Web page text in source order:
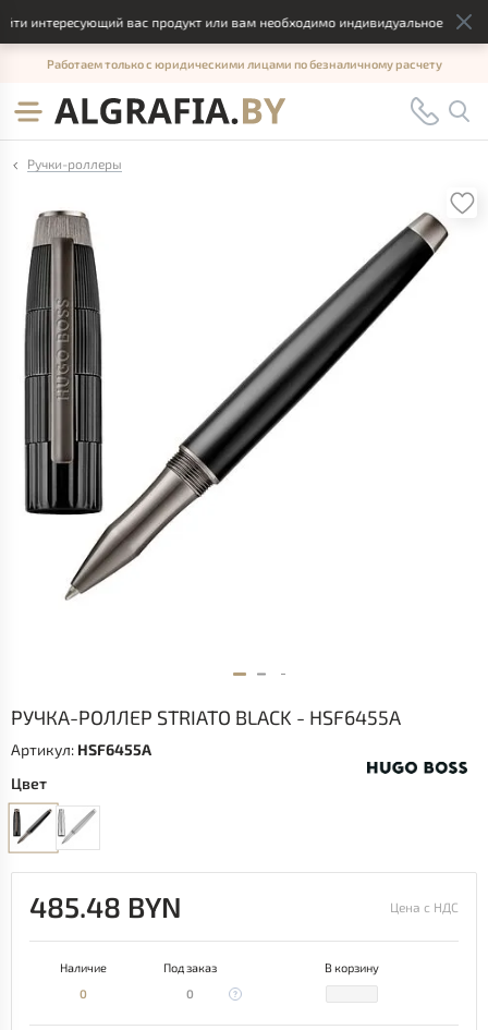
интересующий вас продукт или вам необходимо индивидуальное
Работаем только с юридическими лицами по безналичному расчету
Ручки-роллеры
РУЧКА-РОЛЛЕР STRIATO BLACK - HSF6455A
Артикул: HSF6455A
Цвет
485.48 BYN Цена с НДС
Наличие Под заказ
В корзину
0
0